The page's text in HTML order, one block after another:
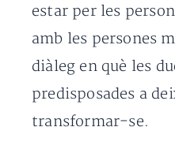
estar per les
amb les persones
diàleg en què les
predisposades a
transformar-se.